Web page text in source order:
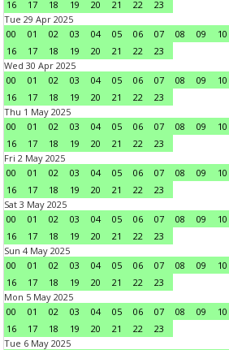
16 17 18 19 20 21 22
23
Tue 29 Apr 2025
00
01 02 03 04 05 06 07 08 09 10
16
17 18 19 20 21 22
23
Wed 30 Apr 2025
00
01 02 03 04 05 06 07 08 09 10
16
17 18 19 20 21 22
23
Thu 1 May 2025
00
01 02 03 04 05 06 07 08 09 10
16
17 18 19 20 21 22
23
Fri 2 May 2025
00
01 02 03 04 05 06 07 08 09 10
16
17 18 19 20 21 22
23
Sat 3 May 2025
00
01 02 03 04 05 06 07 08 09 10
16
17 18 19 20 21 22
23
Sun 4 May 2025
00
01 02 03 04 05 06 07 08 09 10
16
17 18 19 20 21 22
23
Mon 5 May 2025
00
01 02 03 04 05 06 07 08 09 10
16
17 18 19 20 21 22
23
Tue 6 May 2025